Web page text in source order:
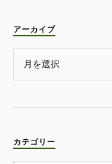
アーカイブ
カテゴリー